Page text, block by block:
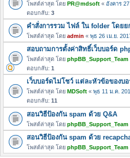
โพสต์ล่าสุด โดย PR@mdsoft « อังคาร
ตอบกลับ: 3
คำสั่งการรวม ไฟล์ ใน folder โดยย
โพสต์ล่าสุด โดย admin « พุธ 26 เม.ย.
สอบถามการตั้งค่าสิทธิ์เว็บบอร์ด
โพสต์ล่าสุด โดย phpBB_Support_Team
ตอบกลับ: 1
เว็บบอร์ดไม่โชว์ แต่ละหัวข้อของบ
โพสต์ล่าสุด โดย MDSoft « พุธ 11 ม.ค.
ตอบกลับ: 11
สอนวิธีป้องกัน spam ด้วย Q&A
โพสต์ล่าสุด โดย phpBB_Support_Team
สอนวิธีป้องกัน spam ด้วย
โพสต์ล่าสุด โดย phpBB_Support_Team